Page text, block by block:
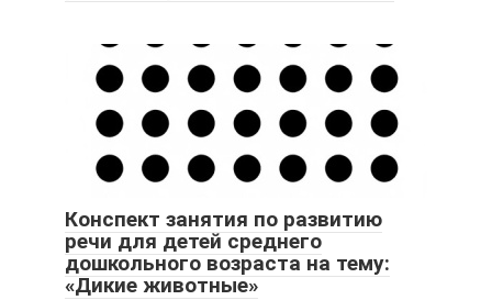
Конспект занятия по развитию
речи для детей среднего
дошкольного возраста на тему:
«Дикие животные»